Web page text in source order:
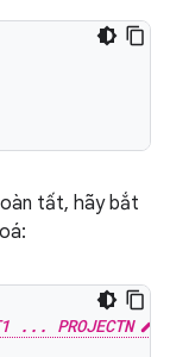
tất, hãy bắt
... PROJECTN